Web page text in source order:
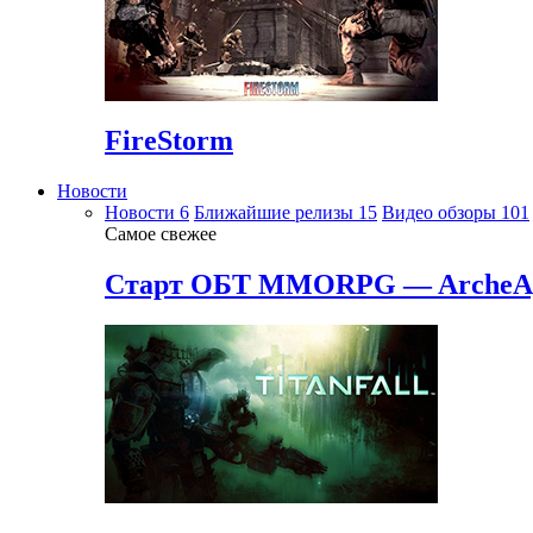
FireStorm
Новости
Новости 6 Ближайшие релизы 15 Видео обзоры 101
Самое свежее
Старт ОБТ MMORPG —